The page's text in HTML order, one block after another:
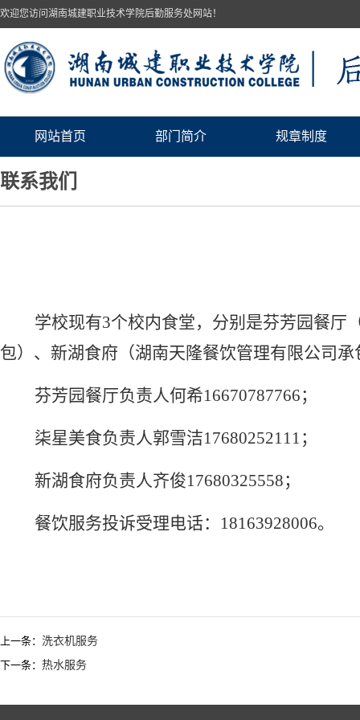
欢迎您访问湖南城建职业技术学院后勤服务处网站！
网站首页 部门简介 规章制度
联系我们
学校现有3个校内食堂，分别是芬芳园餐厅
包） 、新湖食府（湖南天隆餐饮管理有限公司 承
芬芳园餐厅负责人何希16670787766；
柒星美食负责人郭雪洁17680252111；
新湖食府负责人齐俊17680325558；
餐饮服务投诉受理电话： 18163928006。
上一条： 洗衣机服务
下一条： 热水服务